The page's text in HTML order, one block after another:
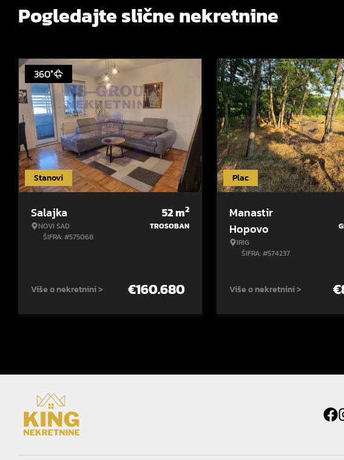
Pogledajte slične nekretnine
Stanovi
360°
Salajka
NOVI SAD
ŠIFRA: #575068
52m2
TROSOBAN
Više o nekretnini > €160.680
Plac
Manastir
Hopovo
IRIG
ŠIFRA: #574237
Više o nekretnini > €